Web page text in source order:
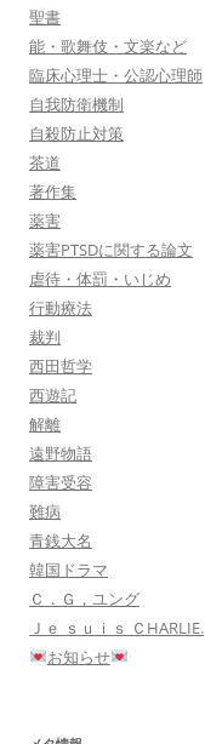
聖書
能・歌舞伎・文楽など
臨床心理士・公認心理師
自我防衛機制
自殺防止対策
茶道
著作集
薬害
薬害PTSDに関する論文
虐待・体罰・いじめ
行動療法
裁判
西田哲学
西遊記
解離
遠野物語
障害受容
難病
青銭大名
韓国ドラマ
Ｃ．Ｇ，ユング
Ｊｅ ｓｕｉｓ ＣHARLIE.
お知らせ